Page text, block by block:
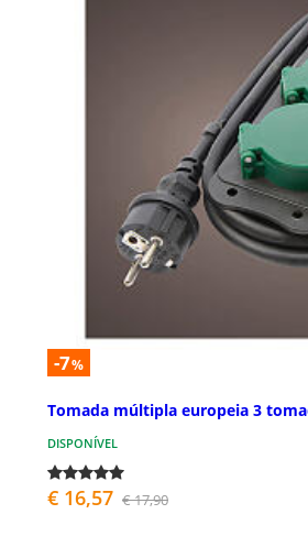
-7%
Tomada múltipla europeia 3
DISPONÍVEL
€ 16,57 € 17,90